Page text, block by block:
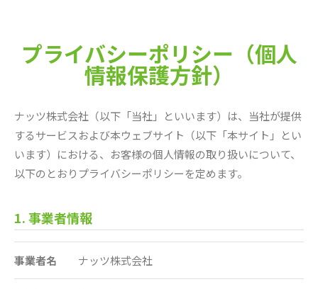
プライバシーポリシー（個人
情報保護方針）
ナッツ株式会社（以下「当社」といいます）は、当社が提供
するサービスおよび本ウェブサイト（以下「本サイト」とい
います）における、お客様の個人情報の取り扱いについて、
以下のとおりプライバシーポリシーを定めます。
1. 事業者情報
事業者名 ナッツ株式会社